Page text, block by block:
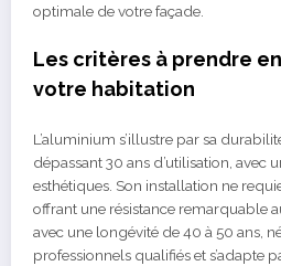
optimale de votre façade.
Les critères à prendre
votre habitation
L’aluminium s’illustre par sa
dépassant 30 ans d’utilisation, avec
esthétiques. Son installation ne
offrant une résistance remarquable
avec une longévité de 40 à 50 ans,
professionnels qualifiés et s’adapte